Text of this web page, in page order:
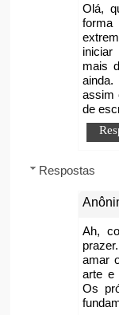
Olá,
mais
assim
de
Respostas
Ah,
amar
arte e
Os